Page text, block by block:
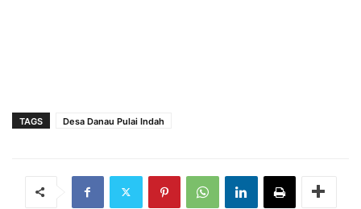
TAGS Desa Danau Pulai Indah